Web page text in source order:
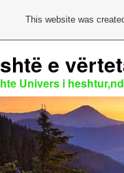
e
Univers i
This website was